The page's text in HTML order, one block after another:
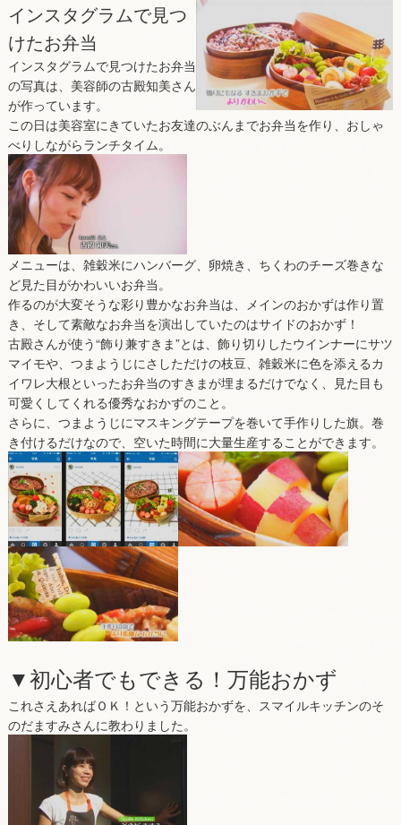
インスタグラムで見つ
けたお弁当
インスタグラムで見つけたお弁当
の写真は、美容師の古殿知美さん
が作っています。
この日は美容室にきていたお友達のぶんまでお弁当を作り、おしゃ
べりしながらランチタイム。
メニューは、雑穀米にハンバーグ、卵焼き、ちくわのチーズ巻きな
ど見た目がかわいいお弁当。
作るのが大変そうな彩り豊かなお弁当は、メインのおかずは作り置
き、そして素敵なお弁当を演出していたのはサイドのおかず！
古殿さんが使う“飾り兼すきま”とは、飾り切りしたウインナーにサツ
マイモや、つまようじにさしただけの枝豆、雑穀米に色を添えるカ
イワレ大根といったお弁当のすきまが埋まるだけでなく、見た目も
可愛くしてくれる優秀なおかずのこと。
さらに、つまようじにマスキングテープを巻いて手作りした旗。巻
き付けるだけなので、空いた時間に大量生産することができます。
▼初心者でもできる！万能おかず
これさえあればＯＫ！という万能おかずを、スマイルキッチンのそ
のだますみさんに教わりました。